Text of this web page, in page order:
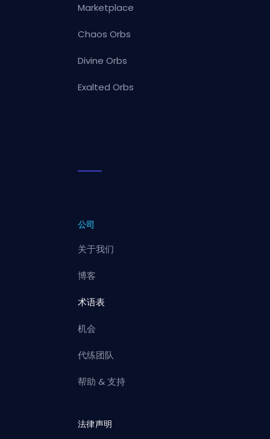
Marketplace
Chaos Orbs
Divine Orbs
Exalted Orbs
公司
关于我们
博客
术语表
机会
代练团队
帮助 & 支持
法律声明